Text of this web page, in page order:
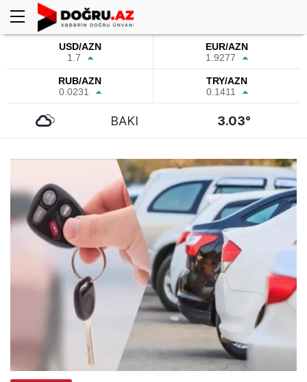
USD/AZN
1.7
EUR/AZN
1.9277
RUB/AZN
0.0231
TRY/AZN
0.1411
BAKI 3.03°